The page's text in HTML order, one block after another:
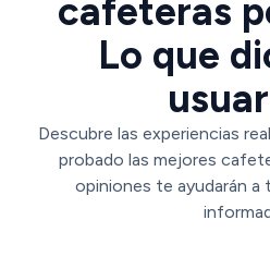
cafeteras
Lo que
Descubre las experiencias
probado las mejores
opiniones te ayudarán a